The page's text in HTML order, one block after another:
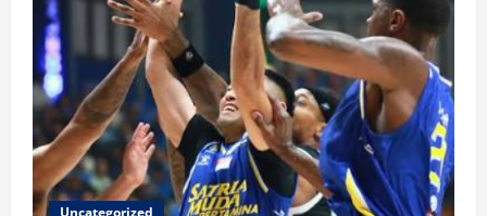
Uncategorized